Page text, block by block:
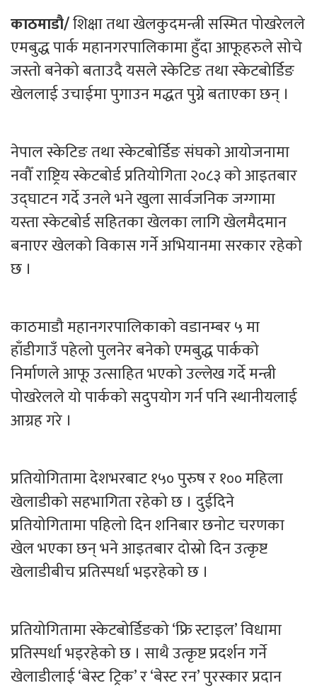
काठमाडौ/शिक्षा तथा खेलकुदमन्त्री सस्मित पोखरेलले
एमबुद्ध पार्क महानगरपालिकामा हुँदा आफूहरुले सोचे
जस्तो बनेको बताउदै यसले स्केटिङ तथा स्केटबोर्डिङ
खेललाई उचाईमा पुगाउन मद्धत पुग्ने बताएका छन् ।
नेपाल स्केटिङ तथा स्केटबोर्डिङ संघको आयोजनामा
नवौँ राष्ट्रिय स्केटबोर्ड प्रतियोगिता २०८३ को आइतबार
उद्घाटन गर्दे उनले भने खुला सार्वजनिक जग्गामा
यस्ता स्केटबोर्ड सहितका खेलका लागि खेलमैदमान
बनाएर खेलको विकास गर्ने अभियानमा सरकार रहेको
छ ।
काठमाडौ महानगरपालिकाको वडानम्बर ५ मा
हाँडीगाउँ पहेलो पुलनेर बनेको एमबुद्ध पार्कको
निर्माणले आफू उत्साहित भएको उल्लेख गर्दे मन्त्री
पोखरेलले यो पार्कको सदुपयोग गर्न पनि स्थानीयलाई
आग्रह गरे ।
प्रतियोगितामा देशभरबाट १५० पुरुष र १०० महिला
खेलाडीको सहभागिता रहेको छ । दुईदिने
प्रतियोगितामा पहिलो दिन शनिबार छनोट चरणका
खेल भएका छन् भने आइतबार दोस्रो दिन उत्कृष्ट
खेलाडीबीच प्रतिस्पर्धा भइरहेको छ ।
प्रतियोगितामा स्केटबोर्डिङको ‘फ्रि स्टाइल’ विधामा
प्रतिस्पर्धा भइरहेको छ । साथै उत्कृष्ट प्रदर्शन गर्ने
खेलाडीलाई ‘बेस्ट ट्रिक’ र ‘बेस्ट रन’ पुरस्कार प्रदान